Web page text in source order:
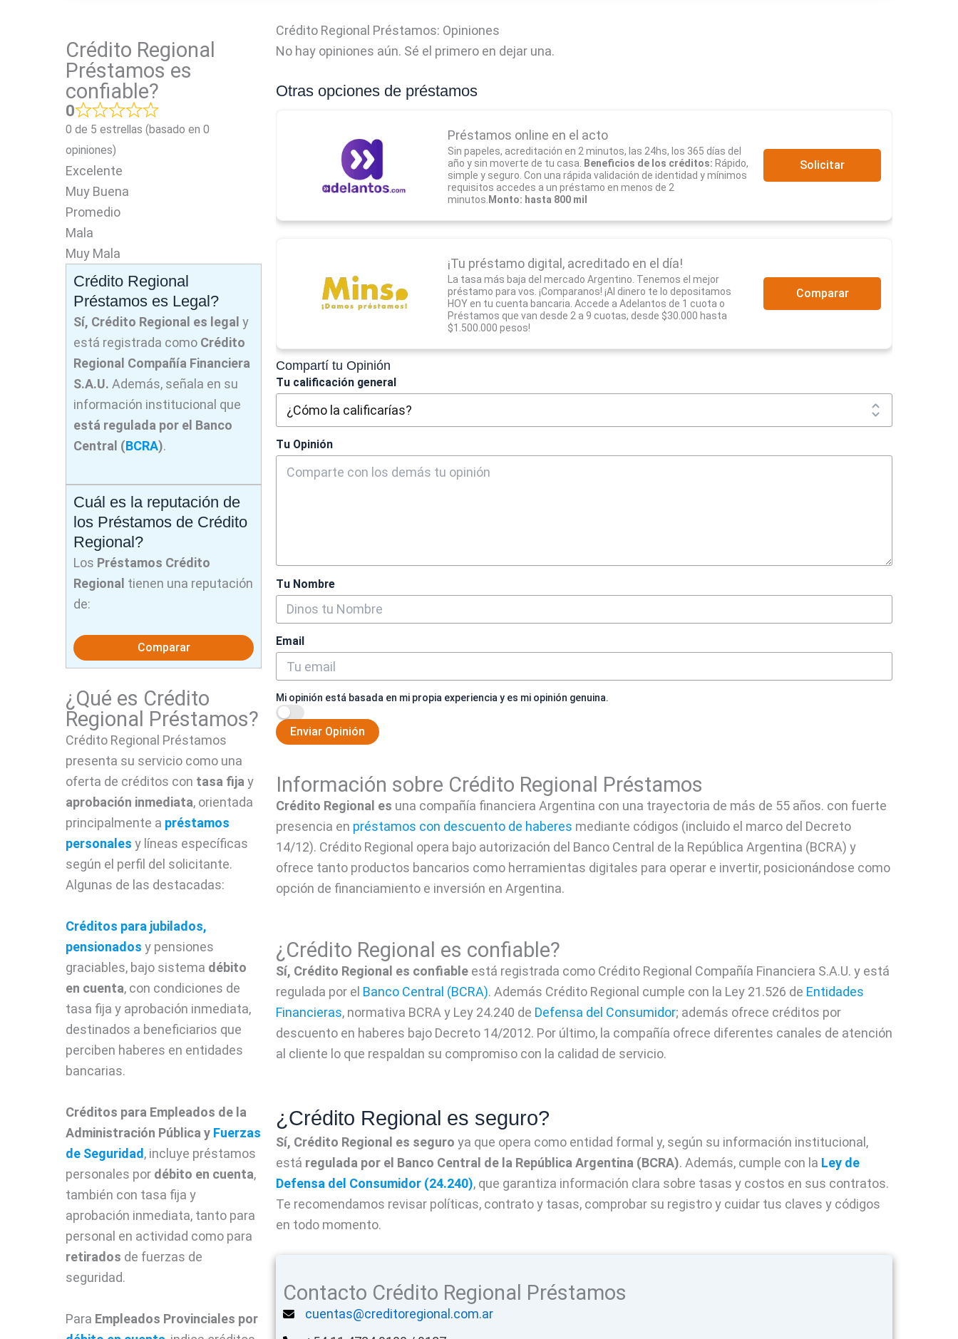
Crédito Regional
Préstamos es
confiable?
0
0 de 5 estrellas (basado en 0
opiniones)
Excelente
Muy Buena
Promedio
Mala
Muy Mala
Crédito Regional
Préstamos es Legal?
Sí, Crédito Regional es legal y
está registrada como Crédito
Regional Compañía Financiera
S.A.U. Además, señala en su
información institucional que
está regulada por el Banco
Central (BCRA).
Cuál es la reputación de
los Préstamos de Crédito
Regional?
Los Préstamos Crédito
Regional tienen una reputación
de:
Comparar
¿Qué es Crédito
Regional Préstamos?
Crédito Regional Préstamos
presenta su servicio como una
oferta de créditos con tasa fijay
aprobación inmediata, orientada
principalmente a préstamos
personales y líneas específicas
según el perfil del solicitante.
Algunas de las destacadas:
Créditos para jubilados,
pensionados y pensiones
graciables, bajo sistema débito
en cuenta, con condiciones de
tasa fija y aprobación inmediata,
destinados a beneficiarios que
perciben haberes en entidades
bancarias.
Créditos para Empleados de la
Administración Pública y Fuerzas
de Seguridad , incluye préstamos
personales por débito en cuenta,
también con tasa fija y
aprobación inmediata, tanto para
personal en actividad como para
retirados de fuerzas de
seguridad.
Para Empleados Provinciales por
Crédito Regional Préstamos: Opiniones
No hay opiniones aún. Sé el primero en dejar una.
Otras opciones de préstamos
Préstamos online en el acto
Sin papeles, acreditación en 2 minutos, las 24hs, los 365 días del
año y sin moverte de tu casa. Beneficios de los créditos: Rápido,
simple y seguro. Con una rápida validación de identidad y mínimos
requisitos accedes a un préstamo en menos de 2
minutos. Monto: hasta 800 mil
Solicitar
¡Tu préstamo digital, acreditado en el día!
La tasa más baja del mercado Argentino. Tenemos el mejor
préstamo para vos. ¡Comparanos! ¡Al dinero te lo depositamos
HOY en tu cuenta bancaria. Accede a Adelantos de 1 cuota o
Préstamos que van desde 2 a 9 cuotas, desde $30.000 hasta
$1.500.000 pesos!
Comparar
Compartí tu Opinión
Tu calificación general
Tu Opinión
Tu Nombre
Email
Mi opinión está basada en mi propia experiencia y es mi opinión genuina.
Enviar Opinión
Información sobre Crédito Regional Préstamos
Crédito Regional es una compañía financiera Argentina con una trayectoria de más de 55 años. con fuerte
presencia en préstamos con descuento de haberes mediante códigos (incluido el marco del Decreto
14/12). Crédito Regional opera bajo autorización del Banco Central de la República Argentina (BCRA) y
ofrece tanto productos bancarios como herramientas digitales para operar e invertir, posicionándose como
opción de financiamiento e inversión en Argentina.
¿Crédito Regional es confiable?
Sí, Crédito Regional es confiable está registrada como Crédito Regional Compañía Financiera S.A.U. y está
regulada por el Banco Central (BCRA). Además Crédito Regional cumple con la Ley 21.526 de Entidades
Financieras, normativa BCRA y Ley 24.240 de Defensa del Consumidor; además ofrece créditos por
descuento en haberes bajo Decreto 14/2012. Por último, la compañía ofrece diferentes canales de atención
al cliente lo que respaldan su compromiso con la calidad de servicio.
¿Crédito Regional es seguro?
Sí, Crédito Regional es seguro ya que opera como entidad formal y, según su información institucional,
está regulada por el Banco Central de la República Argentina (BCRA). Además, cumple con la Ley de
Defensa del Consumidor (24.240), que garantiza información clara sobre tasas y costos en sus contratos.
Te recomendamos revisar políticas, contrato y tasas, comprobar su registro y cuidar tus claves y códigos
en todo momento.
Contacto Crédito Regional Préstamos
cuentas@creditoregional.com.ar